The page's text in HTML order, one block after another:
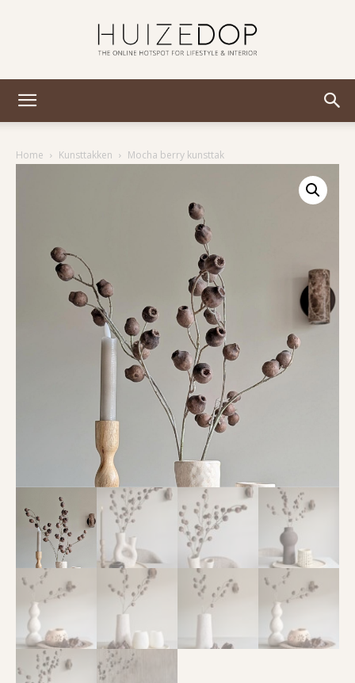
Home Kunsttakken Mocha berry kunsttak